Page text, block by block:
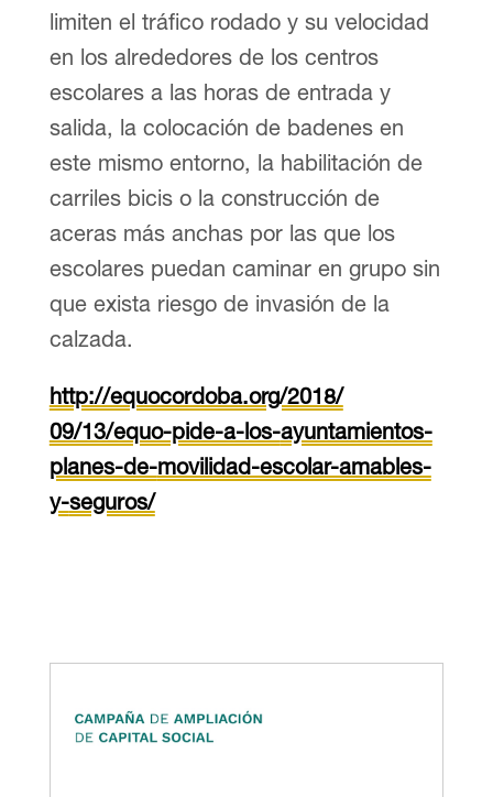
limiten el tráfico rodado y su velocidad
en los alrededores de los centros
escolares a las horas de entrada y
salida, la colocación de badenes en
este mismo entorno, la habilitación de
carriles bicis o la construcción de
aceras más anchas por las que los
escolares puedan caminar en grupo sin
que exista riesgo de invasión de la
calzada.
http://equocordoba.org/2018/
09/13/equo-pide-a-los-ayuntamientos-
planes-de-movilidad-escolar-amables-
y-seguros/